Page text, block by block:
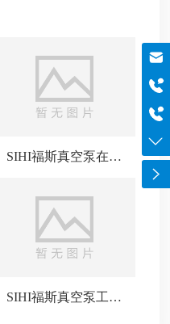
SIHI福斯真空泵在各
SIHI福斯真空泵工作
邮箱
szboyo@foxmail.com
于经理
18565644125
电话